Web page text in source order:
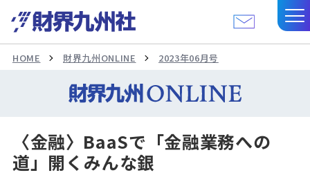
HOME 財界九州ONLINE 2023年06月号
〈金融〉BaaSで「金融業務への
道」開くみんな銀